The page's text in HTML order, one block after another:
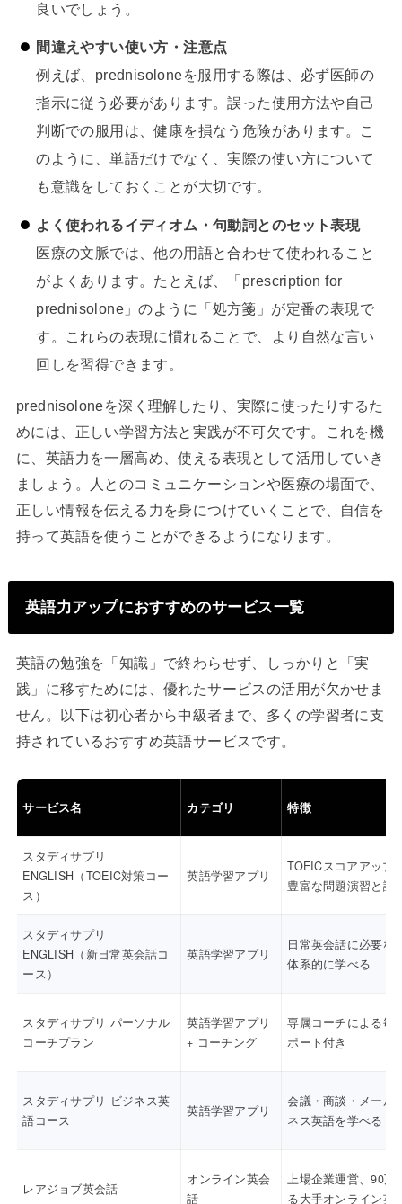
良いでしょう。
間違えやすい使い方・注意点
例えば、prednisoloneを服用する際は、必ず医師の
指示に従う必要があります。誤った使用方法や自己
判断での服用は、健康を損なう危険があります。こ
のように、単語だけでなく、実際の使い方について
も意識をしておくことが大切です。
よく使われるイディオム・句動詞とのセット表現
医療の文脈では、他の用語と合わせて使われること
がよくあります。たとえば、「prescription for
prednisolone」のように「処方箋」が定番の表現で
す。これらの表現に慣れることで、より自然な言い
回しを習得できます。
prednisoloneを深く理解したり、実際に使ったりするた
めには、正しい学習方法と実践が不可欠です。これを機
に、英語力を一層高め、使える表現として活用していき
ましょう。人とのコミュニケーションや医療の場面で、
正しい情報を伝える力を身につけていくことで、自信を
持って英語を使うことができるようになります。
英語力アップにおすすめのサービス一覧
英語の勉強を「知識」で終わらせず、しっかりと「実
践」に移すためには、優れたサービスの活用が欠かせま
せん。以下は初心者から中級者まで、多くの学習者に支
持されているおすすめ英語サービスです。
サービス名 カテゴリ 特徴
スタディサプリ
ENGLISH（TOEIC対策コー
ス）
英語学習アプリ
TOEICスコアアップ
豊富な問題演習と講
スタディサプリ
ENGLISH（新日常英会話コ
ース）
英語学習アプリ
日常英会話に必要な
体系的に学べる
スタディサプリ パーソナル
コーチプラン
英語学習アプリ
+ コーチング
専属コーチによる毎
ポート付き
スタディサプリ ビジネス英
語コース
英語学習アプリ
会議・商談・メール
ネス英語を学べる
レアジョブ英会話
オンライン英会
話
上場企業運営、90万
る大手オンライン英